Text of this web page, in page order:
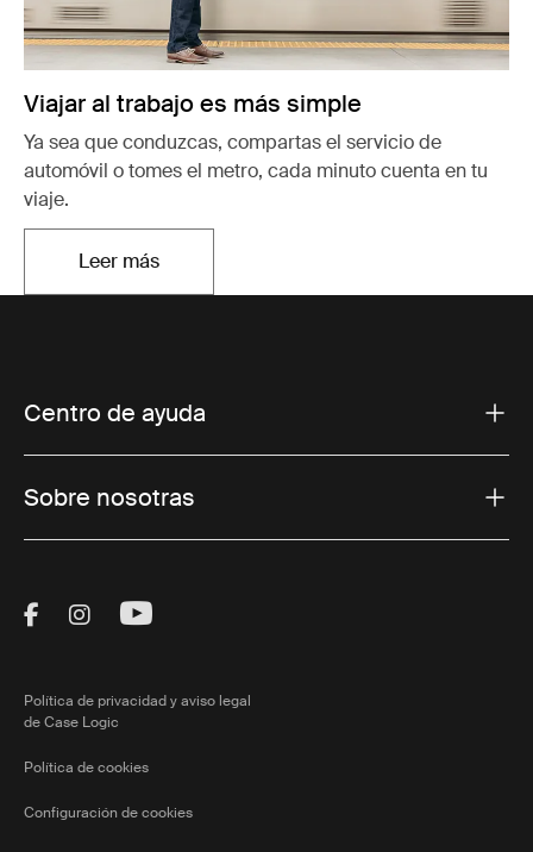
Viajar al trabajo es más simple
Ya sea que conduzcas, compartas el servicio de
automóvil o tomes el metro, cada minuto cuenta en tu
viaje.
Leer másSe abre en una nueva pestaña
Centro de ayuda
Sobre nosotras
Visit Thule on Facebook (external link)
Visit Thule on Instagram (external link)
Visit Thule on Youtube (external
Política de privacidad y aviso legal
de Case Logic
Política de cookies
Configuración de cookies